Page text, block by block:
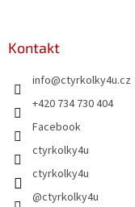
Kontakt
info@ctyrkolky4u.cz
+420 734 730 404
Facebook
ctyrkolky4u
ctyrkolky4u
@ctyrkolky4u